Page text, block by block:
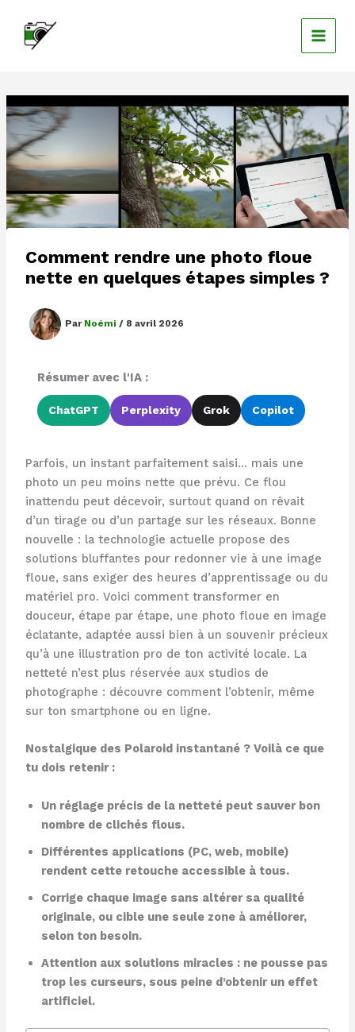
contenu
Comment rendre une photo floue
nette en quelques étapes simples ?
Par Noémi / 8 avril 2026
Résumer avec l'IA :
ChatGPT Perplexity Grok Copilot
Parfois, un instant parfaitement saisi… mais une
photo un peu moins nette que prévu. Ce flou
inattendu peut décevoir, surtout quand on rêvait
d’un tirage ou d’un partage sur les réseaux. Bonne
nouvelle : la technologie actuelle propose des
solutions bluffantes pour redonner vie à une image
floue, sans exiger des heures d’apprentissage ou du
matériel pro. Voici comment transformer en
douceur, étape par étape, une photo floue en image
éclatante, adaptée aussi bien à un souvenir précieux
qu’à une illustration pro de ton activité locale. La
netteté n’est plus réservée aux studios de
photographe : découvre comment l’obtenir, même
sur ton smartphone ou en ligne.
Nostalgique des Polaroid instantané ? Voilà ce que
tu dois retenir :
Un réglage précis de la netteté peut sauver bon
nombre de clichés flous.
Différentes applications (PC, web, mobile)
rendent cette retouche accessible à tous.
Corrige chaque image sans altérer sa qualité
originale, ou cible une seule zone à améliorer,
selon ton besoin.
Attention aux solutions miracles : ne pousse pas
trop les curseurs, sous peine d’obtenir un effet
artificiel.